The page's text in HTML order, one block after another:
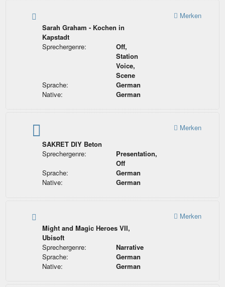
Sarah Graham - Kochen in
Kapstadt
Sprechergenre:
Off,
Station
Voice,
Scene
Sprache:
German
Native:
German
Merken
SAKRET DIY Beton
Sprechergenre:
Presentation,
Off
Sprache:
German
Native:
German
Merken
Might and Magic Heroes VII,
Ubisoft
Sprechergenre:
Narrative
Sprache:
German
Native:
German
Merken